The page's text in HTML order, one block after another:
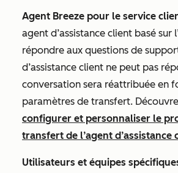
Agent Breeze pour le service
agent d’assistance client basé sur
répondre aux questions de
d’assistance client ne peut pas
conversation sera réattribuée en
paramètres de transfert.
configurer et personnaliser le
transfert de l’agent d’assistance
Utilisateurs et équipes